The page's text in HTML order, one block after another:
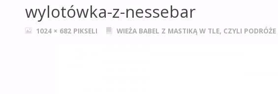
wylotówka-z-nessebar
PEŁNY1024 × 682 PIKSELI WIEŻA BABEL Z MASTIKĄ W TLE, CZYLI